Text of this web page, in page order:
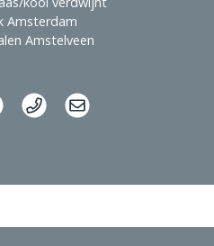
Amsterdam
Amstelveen